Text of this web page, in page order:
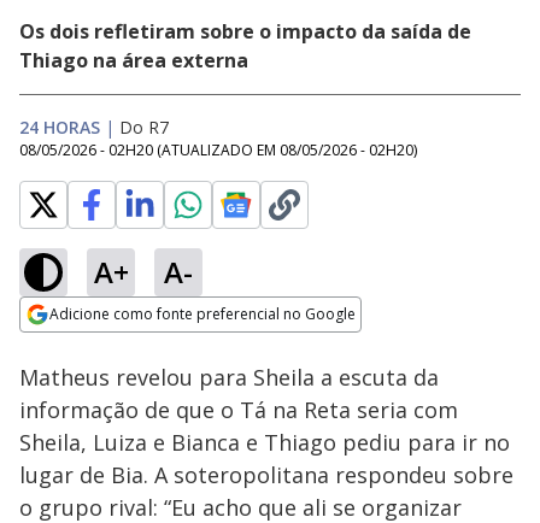
Os dois refletiram sobre o impacto da saída de
Thiago na área externa
24 HORAS | Do R7
08/05/2026 - 02H20 (ATUALIZADO EM 08/05/2026 - 02H20)
A+ A-
Adicione como fonte preferencial no Google
Ativar
Loaded:
11.71%
Matheus revelou para Sheila a escuta da
informação de que o Tá na Reta seria com
Sheila, Luiza e Bianca e Thiago pediu para ir no
lugar de Bia. A soteropolitana respondeu sobre
o grupo rival: “Eu acho que ali se organizar